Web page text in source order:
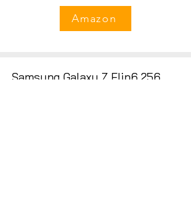
Amazon
Samsung Galaxy Z Flip6 256